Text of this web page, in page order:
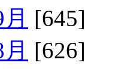
[645]
[626]